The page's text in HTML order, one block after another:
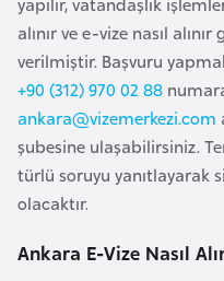
alınır ve e-vize nasıl
verilmiştir. Başvuru
+90 (312) 970 02 88
ankara@vizemerkezi.com
şubesine ulaşabilirsiniz.
türlü soruyu yanıtlayarak
olacaktır.
Ankara E-Vize Nasıl
B
e
l
a
r
u